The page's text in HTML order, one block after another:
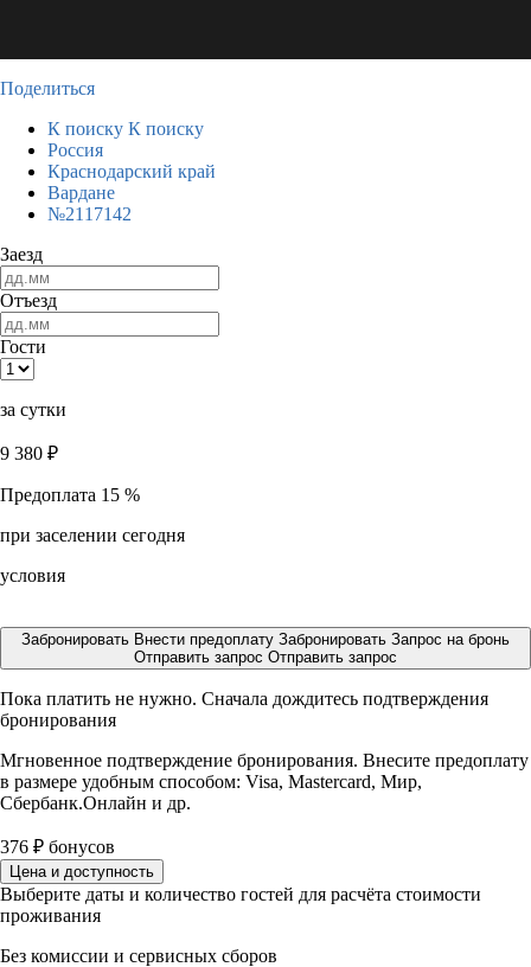
Поделиться
К поиску К поиску
Россия
Краснодарский край
Вардане
№2117142
Заезд
Отъезд
Гости
за сутки
9 380 ₽
Предоплата 15 %
при заселении сегодня
условия
Забронировать Внести предоплату Забронировать Запрос на бронь
Отправить запрос Отправить запрос
Пока платить не нужно. Сначала дождитесь подтверждения
бронирования
Мгновенное подтверждение бронирования. Внесите предоплату
в размере удобным способом: Visa, Mastercard, Мир,
Сбербанк.Онлайн и др.
376 ₽ бонусов
Цена и доступность
Выберите даты и количество гостей для расчёта стоимости
проживания
Без комиссии и сервисных сборов